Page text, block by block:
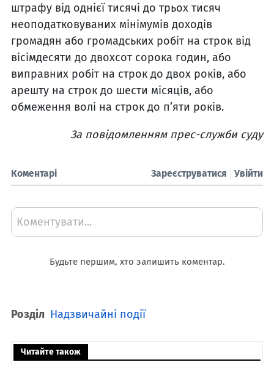
штрафу від однієї тисячі до трьох тисяч
неоподатковуваних мінімумів доходів
громадян або громадських робіт на строк від
вісімдесяти до двохсот сорока годин, або
виправних робіт на строк до двох років, або
арешту на строк до шести місяців, або
обмеження волі на строк до п’яти років.
За повідомленням прес-служби суду
Коментарі Увійти
Зареєструватися
Коментувати...
Будьте першим, хто залишить коментар.
Розділ Надзвичайні події
Читайте також